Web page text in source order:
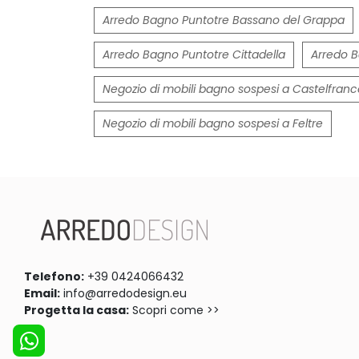
Arredo Bagno Puntotre Bassano del Grappa
Arredo Bagno Puntotre Cittadella Arredo
Negozio di mobili bagno sospesi a
Negozio di mobili bagno sospesi a Feltre
Telefono: +39 0424066432
Email: info@arredodesign.eu
Progetta la casa: Scopri come >>